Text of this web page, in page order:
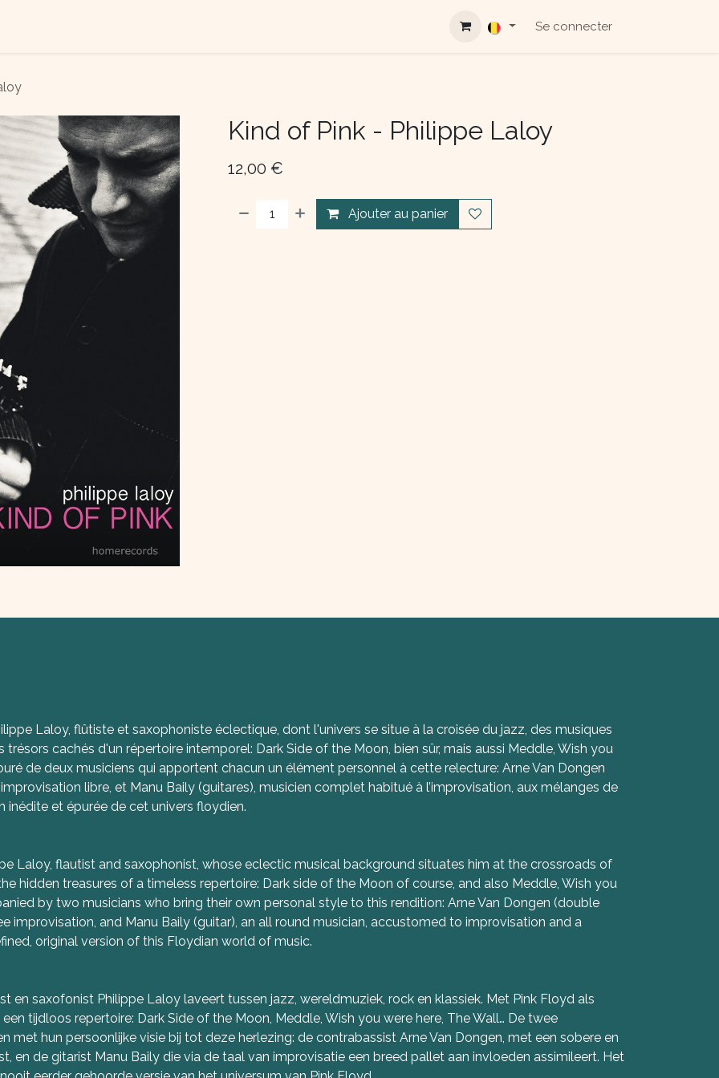
Se connecter
Kind of Pink - Philippe Laloy
12,00 €
Ajouter au panier
Laloy, flûtiste et saxophoniste éclectique, dont l'univers se situe à la croisée du jazz, des musiques
cachés d'un répertoire intemporel: Dark Side of the Moon, bien sûr, mais aussi Meddle, Wish you
de deux musiciens qui apportent chacun un élément personnel à cette relecture: Arne Van Dongen
libre, et Manu Baily (guitares), musicien complet habitué à l’improvisation, aux mélanges de
et épurée de cet univers floydien.
Laloy, flautist and saxophonist, whose eclectic musical background situates him at the crossroads of
hidden treasures of a timeless repertoire: Dark side of the Moon of course, and also Meddle, Wish you
by two musicians who bring their own personal style to this rendition: Arne Van Dongen (double
improvisation, and Manu Baily (guitar), an all round musician, accustomed to improvisation and a
original version of this Floydian world of music.
en saxofonist Philippe Laloy laveert tussen jazz, wereldmuziek, rock en klassiek. Met Pink Floyd als
tijdloos repertoire: Dark Side of the Moon, Meddle, Wish you were here, The Wall… De twee
met hun persoonlijke visie bij tot deze herlezing: de contrabassist Arne Van Dongen, met een sobere en
en de gitarist Manu Baily die via de taal van improvisatie een breed pallet aan invloeden assimileert. Het